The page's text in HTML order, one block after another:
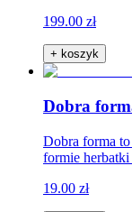
199.00 zł
+ koszyk
Dobra
Dobra forma
formie herbatki
19.00 zł